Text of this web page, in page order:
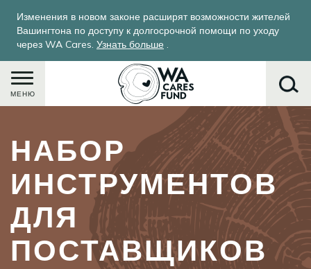
основному
содержанию
Изменения в новом законе расширят возможности жителей
Вашингтона по доступу к долгосрочной помощи по уходу
через WA Cares. Узнать больше .
МЕНЮ
Поиск
НАБОР
ИНСТРУМЕНТОВ
ДЛЯ
ПОСТАВЩИКОВ